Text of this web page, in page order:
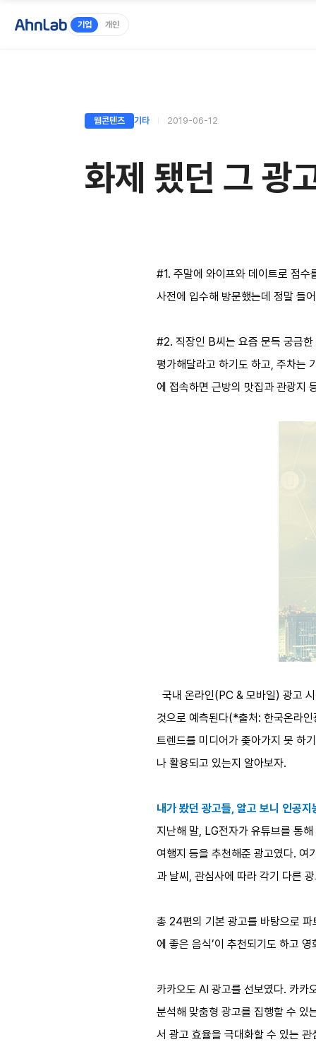
기업 개인
웹콘텐츠 기타 2019-06-12
화제 됐던 그 광
#1. 주말에 와이프와 데이트로 점
사전에 입수해 방문했는데 정말 들
#2. 직장인 B씨는 요즘 문득 궁금한
평가해달라고 하기도 하고, 주차는
에 접속하면 근방의 맛집과 관광지
국내 온라인(PC & 모바일) 광고
것으로 예측된다(*출처: 한국온라
트렌드를 미디어가 좇아가지 못 하
나 활용되고 있는지 알아보자.
내가 봤던 광고들, 알고 보니 인공
지난해 말, LG전자가 유튜브를 통
여행지 등을 추천해준 광고였다. 여
과 날씨, 관심사에 따라 각기 다른
총 24편의 기본 광고를 바탕으로
에 좋은 음식’이 추천되기도 하고
카카오도 AI 광고를 선보였다. 카카
분석해 맞춤형 광고를 집행할 수 있
서 광고 효율을 극대화할 수 있는